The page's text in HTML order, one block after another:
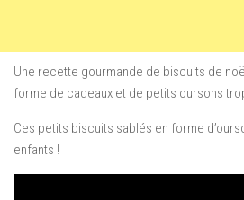
Une recette gourmande de biscuits de
forme de cadeaux et de petits oursons
Ces petits biscuits sablés en forme
enfants !